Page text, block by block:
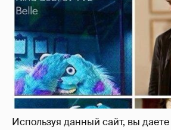
Используя данный сайт, вы даете